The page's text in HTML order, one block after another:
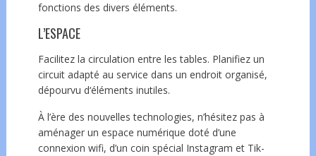
fonctions des divers éléments.
L’ESPACE
Facilitez la circulation entre les tables. Planifiez un
circuit adapté au service dans un endroit organisé,
dépourvu d‘éléments inutiles.
À l’ère des nouvelles technologies, n’hésitez pas à
aménager un espace numérique doté d’une
connexion wifi, d’un coin spécial Instagram et Tik-